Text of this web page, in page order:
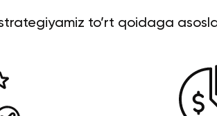
to’rt qoidaga